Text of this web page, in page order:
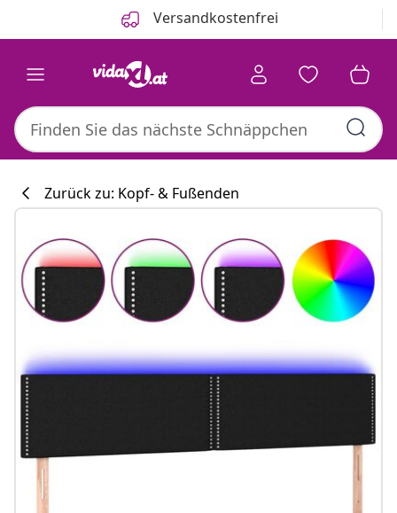
Versandkostenfrei
Zurück zu: Kopf- & Fußenden